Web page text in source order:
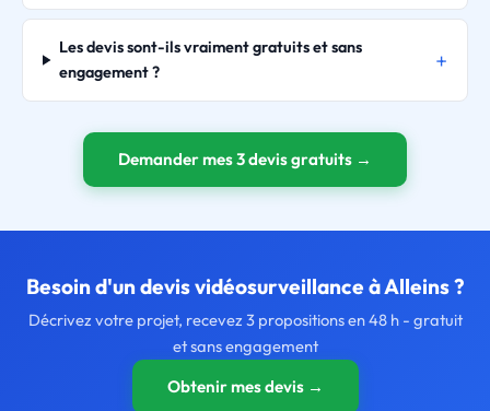
Les devis sont-ils vraiment gratuits et sans
engagement ?
Demander mes 3 devis gratuits →
Besoin d'un devis vidéosurveillance à Alleins ?
Décrivez votre projet, recevez 3 propositions en 48 h - gratuit
et sans engagement
Obtenir mes devis →